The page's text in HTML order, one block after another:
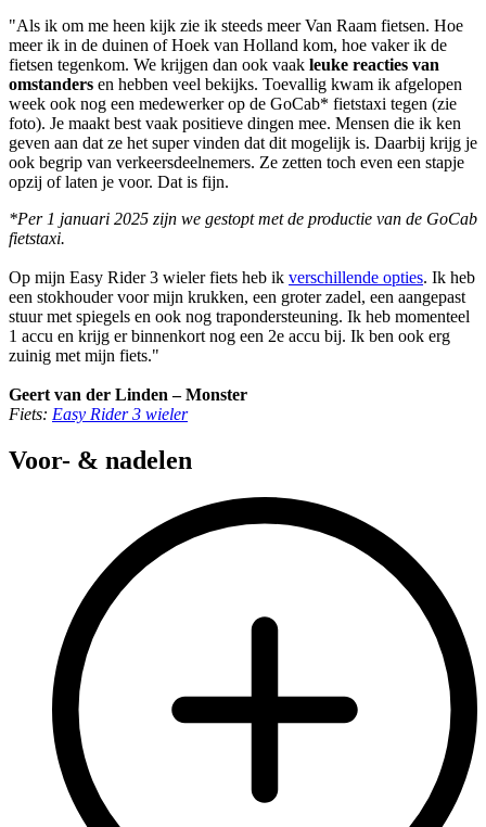
"Als ik om me heen kijk zie ik steeds meer Van Raam fietsen. Hoe
meer ik in de duinen of Hoek van Holland kom, hoe vaker ik de
fietsen tegenkom. We krijgen dan ook vaak leuke reacties van
omstanders en hebben veel bekijks. Toevallig kwam ik afgelopen
week ook nog een medewerker op de GoCab* fietstaxi tegen (zie
foto). Je maakt best vaak positieve dingen mee. Mensen die ik ken
geven aan dat ze het super vinden dat dit mogelijk is. Daarbij krijg je
ook begrip van verkeersdeelnemers. Ze zetten toch even een stapje
opzij of laten je voor. Dat is fijn.
*Per 1 januari 2025 zijn we gestopt met de productie van de GoCab
fietstaxi.
Op mijn Easy Rider 3 wieler fiets heb ik verschillende opties. Ik heb
een stokhouder voor mijn krukken, een groter zadel, een aangepast
stuur met spiegels en ook nog trapondersteuning. Ik heb momenteel
1 accu en krijg er binnenkort nog een 2e accu bij. Ik ben ook erg
zuinig met mijn fiets."
Geert van der Linden – Monster
Fiets: Easy Rider 3 wieler
Voor- & nadelen